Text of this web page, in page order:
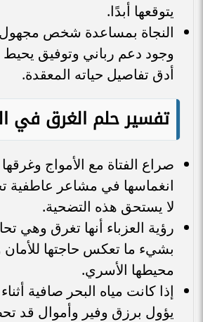
يتوقعها أبدًا.
النجاة بمساعدة شخص
وجود دعم رباني وتوفيق يحيط
أدق تفاصيل حياته المعقدة.
تفسير حلم الغرق في
صراع الفتاة مع الأمواج
انغماسها في مشاعر
لا يستحق هذه التضحية.
رؤية العزباء أنها تغرق وهي
بشيء ما تعكس حاجتها
محيطها الأسري.
إذا كانت مياه البحر صافية
يؤول برزق وفير وأموال قد